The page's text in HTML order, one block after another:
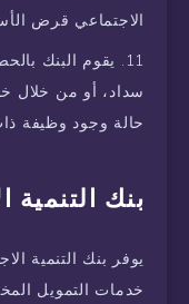
الاجتماعي قرض
يقوم البنك
سداد، أو من خلال
حالة وجود وظيفة
بنك التنمية
يوفر بنك التنمية
خدمات التمويل